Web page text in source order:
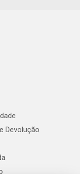
Devolução